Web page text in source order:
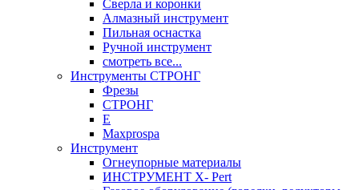
Сверла и коронки
Алмазный инструмент
Пильная оснастка
Ручной инструмент
смотреть все...
Инструменты СТРОНГ
Фрезы
СТРОНГ
Е
Maxprospa
Инструмент
Огнеупорные материалы
ИНСТРУМЕНТ X- Pert